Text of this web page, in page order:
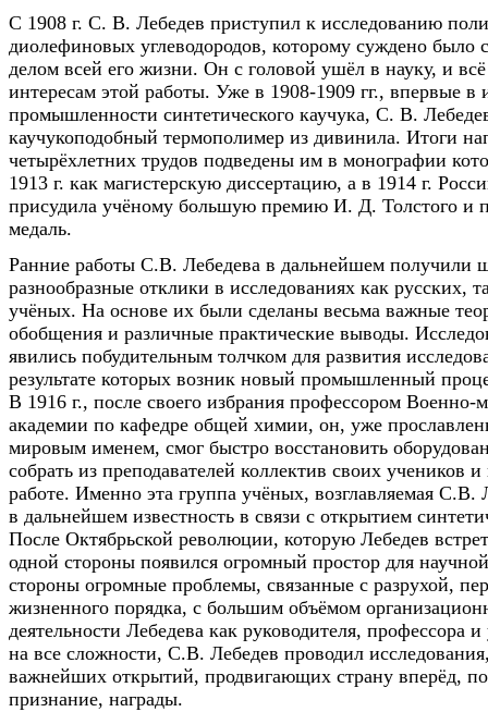
С 1908 г. С. В. Лебедев приступил к исследованию
диолефиновых углеводородов, которому суждено было
делом всей его жизни. Он с головой ушёл в науку, и
интересам этой работы. Уже в 1908-1909 гг., впервые в
промышленности синтетического каучука, С. В.
каучукоподобный термополимер из дивинила. Итоги
четырёхлетних трудов подведены им в монографии
1913 г. как магистерскую диссертацию, а в 1914 г.
присудила учёному большую премию И. Д. Толстого и
медаль.
Ранние работы С.В. Лебедева в дальнейшем получили
разнообразные отклики в исследованиях как русских,
учёных. На основе их были сделаны весьма важные
обобщения и различные практические выводы.
явились побудительным толчком для развития
результате которых возник новый промышленный
В 1916 г., после своего избрания профессором Военно-
академии по кафедре общей химии, он, уже
мировым именем, смог быстро восстановить
собрать из преподавателей коллектив своих учеников
работе. Именно эта группа учёных, возглавляемая С.В.
в дальнейшем известность в связи с открытием
После Октябрьской революции, которую Лебедев
одной стороны появился огромный простор для
стороны огромные проблемы, связанные с разрухой,
жизненного порядка, с большим объёмом
деятельности Лебедева как руководителя, профессора
на все сложности, С.В. Лебедев проводил
важнейших открытий, продвигающих страну вперёд,
признание, награды.